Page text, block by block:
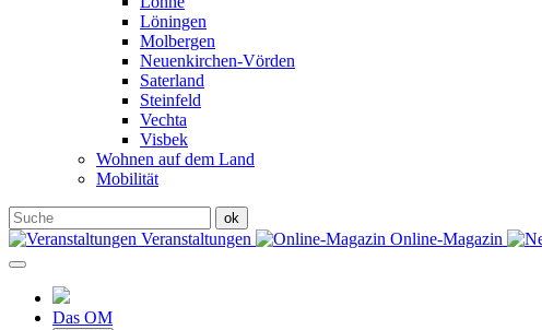
Löningen
Molbergen
Neuenkirchen-Vörden
Saterland
Steinfeld
Vechta
Visbek
Wohnen auf dem Land
Mobilität
Veranstaltungen Online-Magazin
Das OM